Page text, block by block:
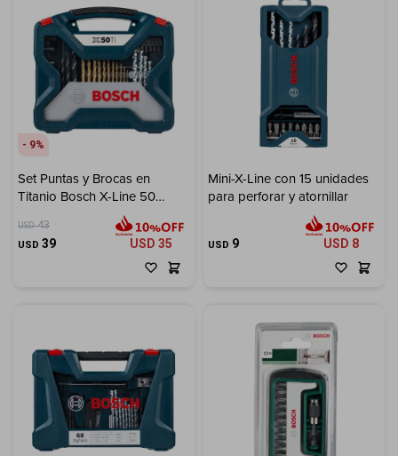
9
Set Puntas y Brocas en
Titanio Bosch X-Line 50
USD 43
USD 39 USD 35
Mini-X-Line con 15 unidades
para perforar y atornillar
USD 9 USD 8